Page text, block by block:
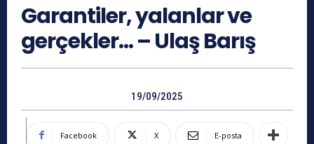
Garantiler, yalanlar ve
gerçekler… – Ulaş Barış
19/09/2025
Facebook X E-posta